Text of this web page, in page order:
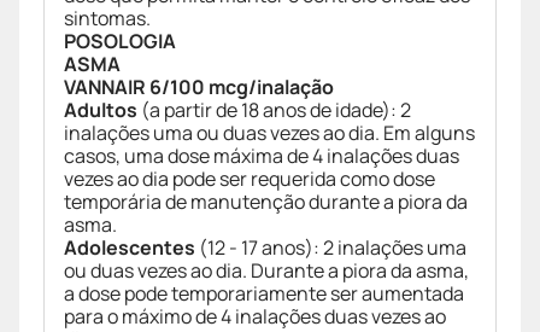
sintomas.
POSOLOGIA
ASMA
VANNAIR 6/100 mcg/inalação
Adultos (a partir de 18 anos de idade): 2
inalações uma ou duas vezes ao dia. Em alguns
casos, uma dose máxima de 4 inalações duas
vezes ao dia pode ser requerida como dose
temporária de manutenção durante a piora da
asma.
Adolescentes (12 - 17 anos): 2 inalações uma
ou duas vezes ao dia. Durante a piora da asma,
a dose pode temporariamente ser aumentada
para o máximo de 4 inalações duas vezes ao